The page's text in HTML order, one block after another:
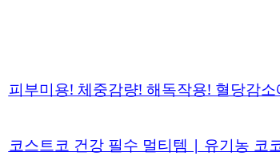
피부미용! 체중감량! 해독작용! 혈당감
코스트코 건강 필수 멀티템 | 유기농